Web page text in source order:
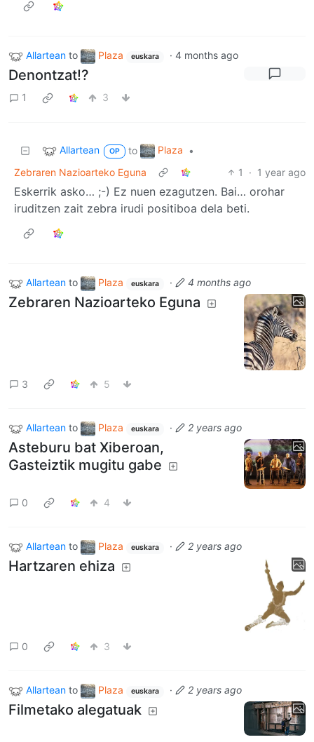
Allartean to Plaza euskara · 4 months ago
Denontzat!?
1 3
Allartean OP to Plaza
•
Zebraren Nazioarteko Eguna
1 · 1 year ago
Eskerrik asko… ;-) Ez nuen ezagutzen. Bai… orohar
iruditzen zait zebra irudi positiboa dela beti.
Allartean to Plaza euskara · 4 months ago
Zebraren Nazioarteko Eguna
3 5
Allartean to Plaza euskara · 2 years ago
Asteburu bat Xiberoan,
Gasteiztik mugitu gabe
0 4
Allartean to Plaza euskara · 2 years ago
Hartzaren ehiza
0 3
Allartean to Plaza euskara · 2 years ago
Filmetako alegatuak